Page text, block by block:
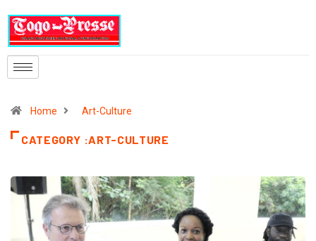
Home Art-Culture
CATEGORY :ART-CULTURE